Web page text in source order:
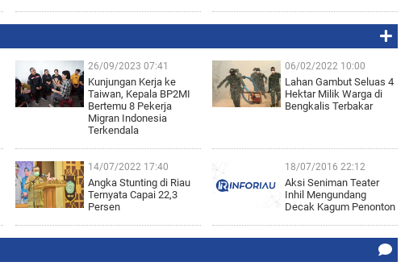
26/09/2023 07:41
Kunjungan Kerja ke
Taiwan, Kepala BP2MI
Bertemu 8 Pekerja
Migran Indonesia
Terkendala
06/02/2022 10:00
Lahan Gambut Seluas 4
Hektar Milik Warga di
Bengkalis Terbakar
14/07/2022 17:40
Angka Stunting di Riau
Ternyata Capai 22,3
Persen
18/07/2016 22:12
Aksi Seniman Teater
Inhil Mengundang
Decak Kagum Penonton